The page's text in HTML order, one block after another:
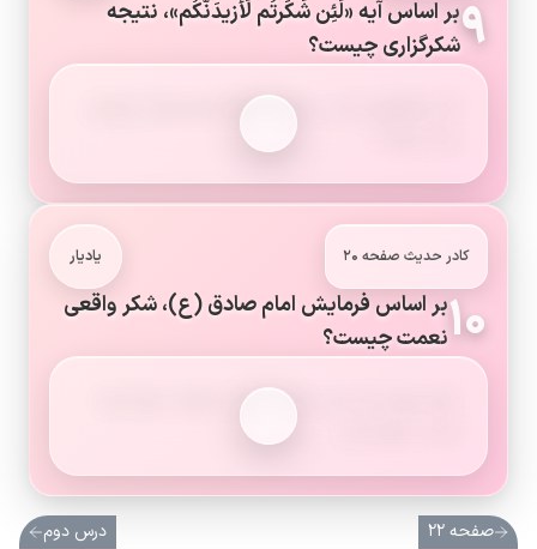
۹بر اساس آیه «لَئِن شَکَرتُم لَأَزیدَنَّکُم»، نتیجه
شکرگزاری چیست؟
اگر شکرگزاری کنید، خداوند قطعاً نعمت‌ها را برایتان
کادر حدیث صفحه ۲۰ یادیار
۱۰بر اساس فرمایش امام صادق (ع)، شکر واقعی
نعمت چیست؟
شکر نعمت آن است که از آنچه خداوند حرام کرده
صفحه ۲۲ درس دوم